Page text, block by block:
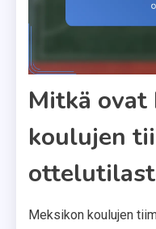
Mitkä ovat
koulujen
Meksikon koulujen